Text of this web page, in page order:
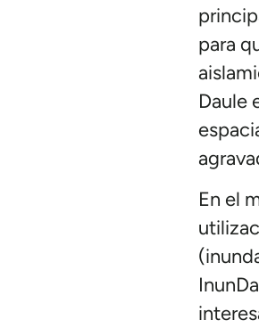
para
Daule
En el